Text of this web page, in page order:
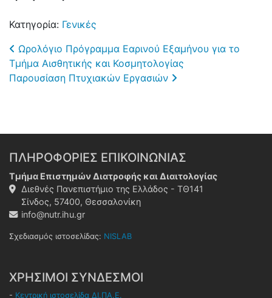
Κατηγορία: Γενικές
Post navigation
Ωρολόγιο Πρόγραμμα Εαρινού Εξαμήνου για το
Τμήμα Αισθητικής και Κοσμητολογίας
Παρουσίαση Πτυχιακών Εργασιών
ΠΛΗΡΟΦΟΡΙΕΣ ΕΠΙΚΟΙΝΩΝΙΑΣ
Τμήμα Επιστημών Διατροφής και Διαιτολογίας
Διεθνές Πανεπιστήμιο της Ελλάδος - ΤΘ141
Σίνδος, 57400, Θεσσαλονίκη
info@nutr.ihu.gr
Σχεδιασμός ιστοσελίδας: NISLAB
ΧΡΗΣΙΜΟΙ ΣΥΝΔΕΣΜΟΙ
- Κεντρική ιστοσελίδα ΔΙ.ΠΑ.Ε.